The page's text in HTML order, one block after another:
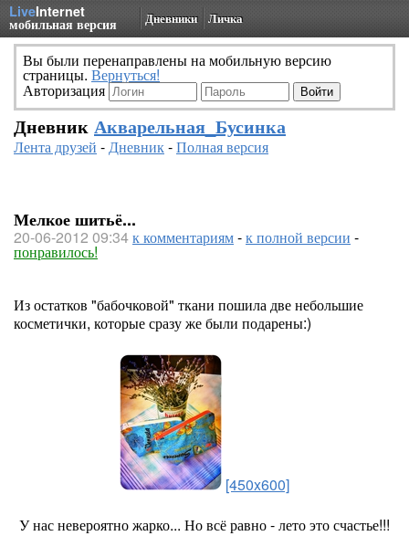
LiveInternet
мобильная версия Дневники Личка
Вы были перенаправлены на мобильную версию
страницы. Вернуться!
Авторизация
Дневник Акварельная_Бусинка
Лента друзей -Дневник-Полная версия
Мелкое шитьё...
20-06-2012 09:34к комментариям-к полной версии -
понравилось!
Из остатков "бабочковой" ткани пошила две небольшие
косметички, которые сразу же были подарены:)
[450x600]
У нас невероятно жарко... Но всё равно - лето это счастье!!!